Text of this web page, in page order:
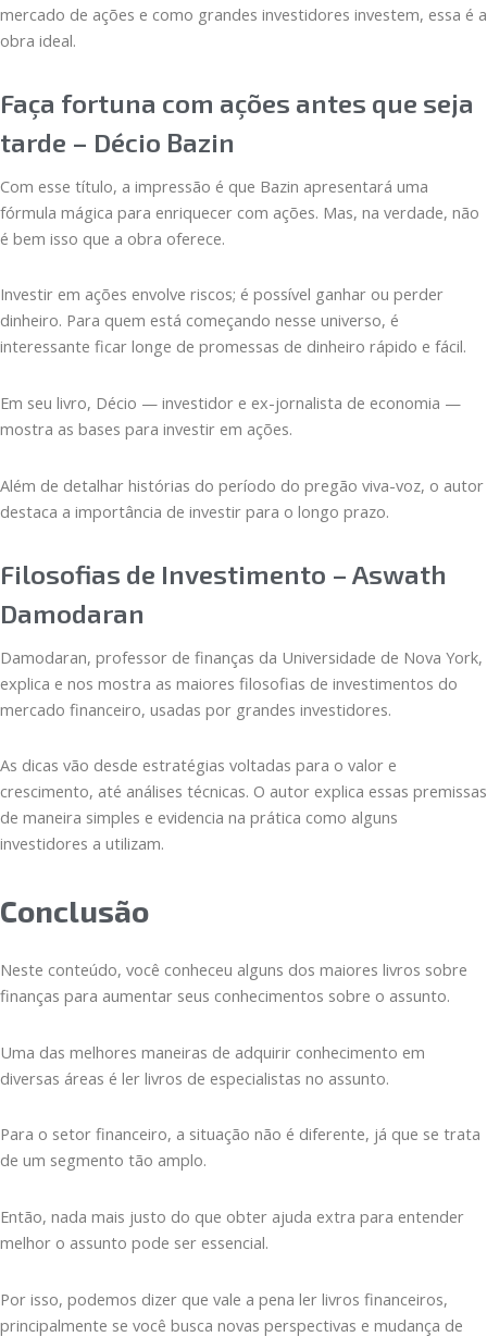
mercado de ações e como grandes investidores investem, essa é a
obra ideal.
Faça fortuna com ações antes que seja
tarde – Décio Bazin
Com esse título, a impressão é que Bazin apresentará uma
fórmula mágica para enriquecer com ações. Mas, na verdade, não
é bem isso que a obra oferece.
Investir em ações envolve riscos; é possível ganhar ou perder
dinheiro. Para quem está começando nesse universo, é
interessante ficar longe de promessas de dinheiro rápido e fácil.
Em seu livro, Décio — investidor e ex-jornalista de economia —
mostra as bases para investir em ações.
Além de detalhar histórias do período do pregão viva-voz, o autor
destaca a importância de investir para o longo prazo.
Filosofias de Investimento – Aswath
Damodaran
Damodaran, professor de finanças da Universidade de Nova York,
explica e nos mostra as maiores filosofias de investimentos do
mercado financeiro, usadas por grandes investidores.
As dicas vão desde estratégias voltadas para o valor e
crescimento, até análises técnicas. O autor explica essas premissas
de maneira simples e evidencia na prática como alguns
investidores a utilizam.
Conclusão
Neste conteúdo, você conheceu alguns dos maiores livros sobre
finanças para aumentar seus conhecimentos sobre o assunto.
Uma das melhores maneiras de adquirir conhecimento em
diversas áreas é ler livros de especialistas no assunto.
Para o setor financeiro, a situação não é diferente, já que se trata
de um segmento tão amplo.
Então, nada mais justo do que obter ajuda extra para entender
melhor o assunto pode ser essencial.
Por isso, podemos dizer que vale a pena ler livros financeiros,
principalmente se você busca novas perspectivas e mudança de